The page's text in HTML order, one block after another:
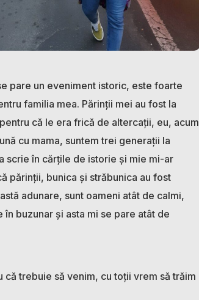
pare un eveniment istoric, este foarte
familia mea. Părinții mei au fost la
că le era frică de altercații, eu, acum
cu mama, suntem trei generații la
scrie în cărțile de istorie și mie mi-ar
părinții, bunica și străbunica au fost
adunare, sunt oameni atât de calmi,
buzunar și asta mi se pare atât de
că trebuie să venim, cu toții vrem să trăim